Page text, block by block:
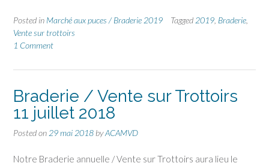
Posted in Marché aux puces / Braderie 2019 Tagged 2019 Braderie
Vente sur trottoirs
1 Comment
Braderie / Vente sur Trottoirs
11 juillet 2018
Posted on 29 mai 2018 byACAMVD
Notre Braderie annuelle / Vente sur Trottoirs aura lieu le